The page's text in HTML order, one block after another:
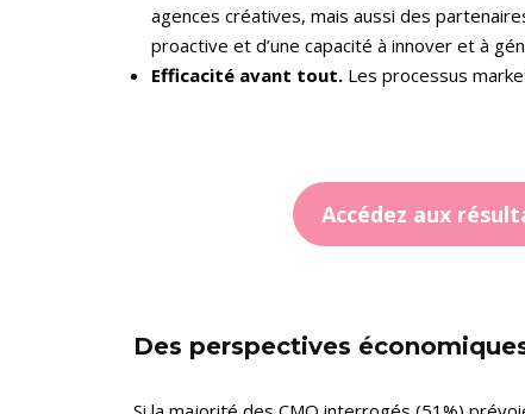
agences créatives, mais aussi des
proactive et d’une capacité à innover et à
Efficacité avant tout. Les processus
Accédez aux
Des perspectives